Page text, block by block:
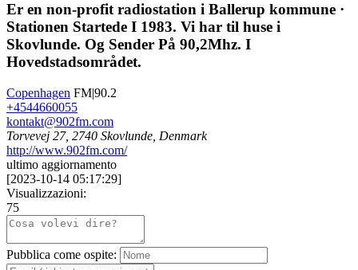
Er en non-profit radiostation i Ballerup kommune ·
Stationen Startede I 1983. Vi har til huse i
Skovlunde. Og Sender På 90,2Mhz. I
Hovedstadsområdet.
Copenhagen FM|90.2
+4544660055
kontakt@902fm.com
Torvevej 27, 2740 Skovlunde, Denmark
http://www.902fm.com/
ultimo aggiornamento
[2023-10-14 05:17:29]
Visualizzazioni:
75
Pubblica come ospite: